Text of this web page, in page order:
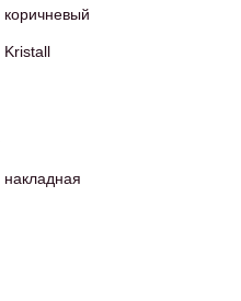
коричневый
Kristall
накладная